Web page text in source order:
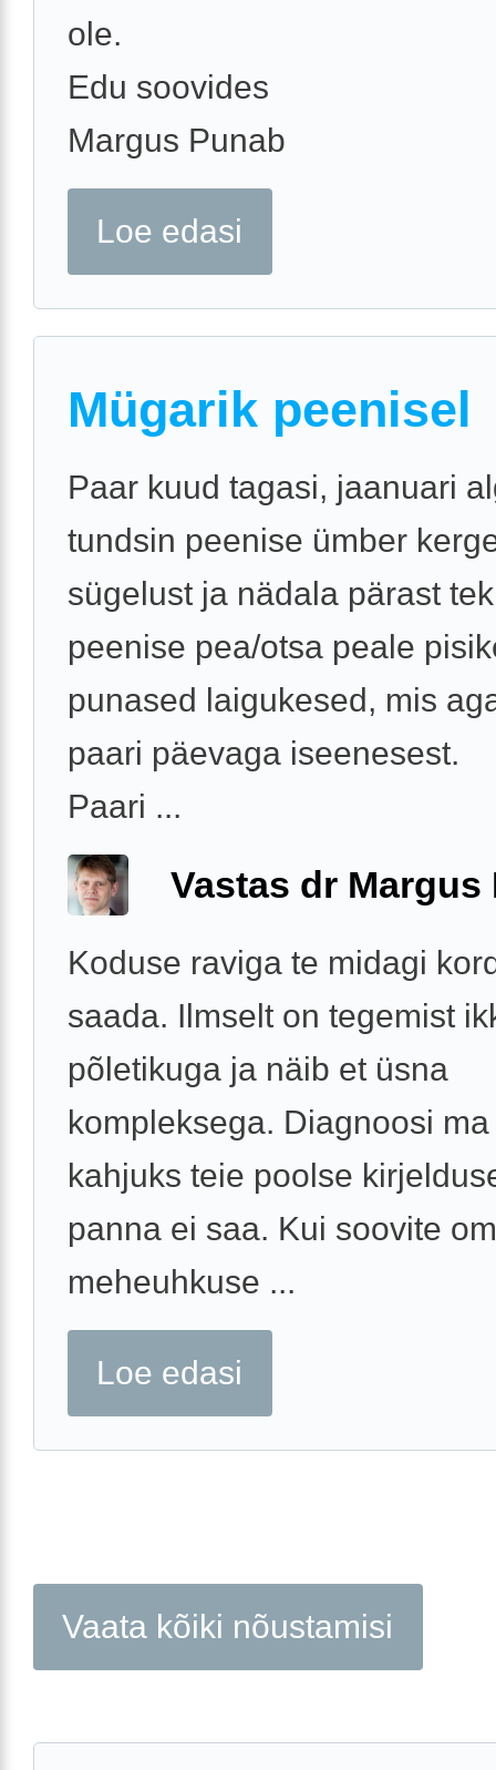
ole.
Edu soovides
Margus Punab
Loe edasi
Mügarik peenisel
Paar kuud tagasi, jaanuari
tundsin peenise ümber
sügelust ja nädala pärast
peenise pea/otsa peale
punased laigukesed, mis
paari päevaga iseenesest.
Paari ...
Vastas dr Margus
Koduse raviga te midagi
saada. Ilmselt on tegemist
põletikuga ja näib et üsna
kompleksega. Diagnoosi
kahjuks teie poolse
panna ei saa. Kui soovite
meheuhkuse ...
Loe edasi
Vaata kõiki nõustamisi